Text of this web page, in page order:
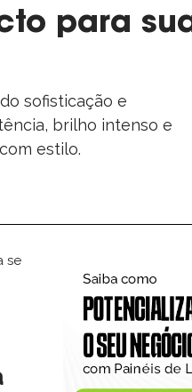
para
sofisticação e
brilho intenso e
estilo.
se